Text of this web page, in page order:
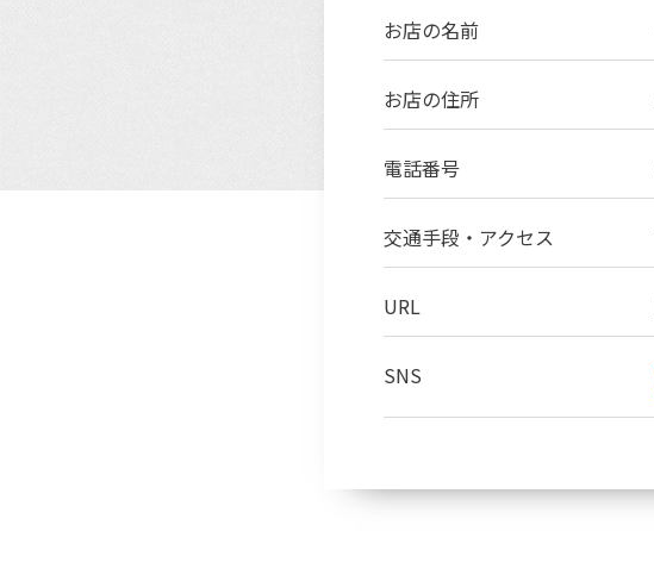
お店の名前
お店の住所
電話番号
交通手段・ アクセス
URL
SNS